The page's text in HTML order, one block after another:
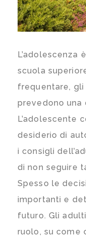
L’adolescenza
scuola
frequentare, gli
prevedono una
L’adolescente
desiderio di
i consigli
di non seguire
Spesso le
importanti e
futuro. Gli
ruolo, su come